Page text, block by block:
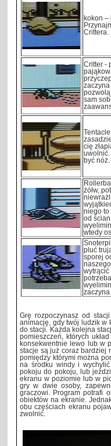
kokon –
Crittera.
Critter -
sam
cię
uwolnić.
być nóż.
żółw,
niego to
od
wtedy
pluć
sporej
wytrącić
zaczyna
Grę rozpoczynasz od
animację, gdy twój ludzik w
do stacji. Każda kolejna
pomieszczeń, których
konsekwentnie lewo lub w
stacje są już coraz bardziej
pomiędzy którymi można
na środku windy i
pokoju do pokoju, lub
ekranu w poziomie lub w
gry w dwie osoby,
graczowi. Program potrafi
obiektów na ekranie.
obu częściach ekranu
zwolnić.